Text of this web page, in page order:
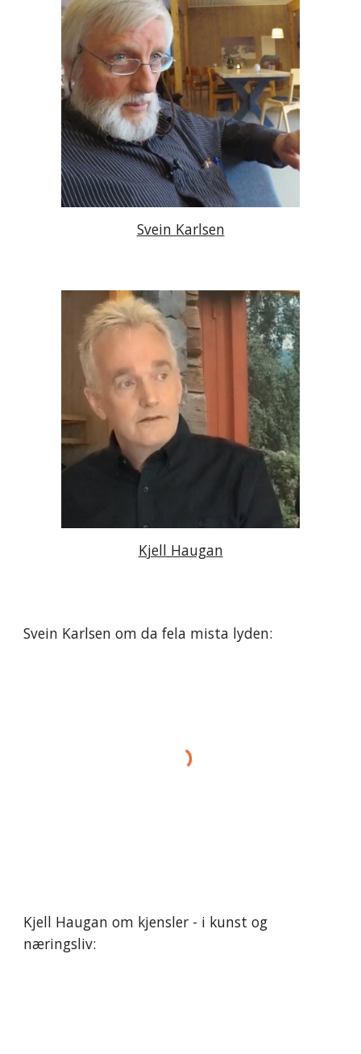
Svein Karlsen
Kjell Haugan
Svein Karlsen om da fela mista lyden:
Kjell Haugan om kjensler - i kunst og
næringsliv: